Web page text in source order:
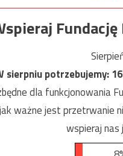
sierpniu potrzebujemy:
dla funkcjonowania
ważne jest przetrwanie
wspieraj nas